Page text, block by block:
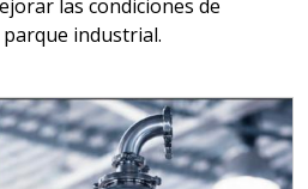
las condiciones de
industrial.